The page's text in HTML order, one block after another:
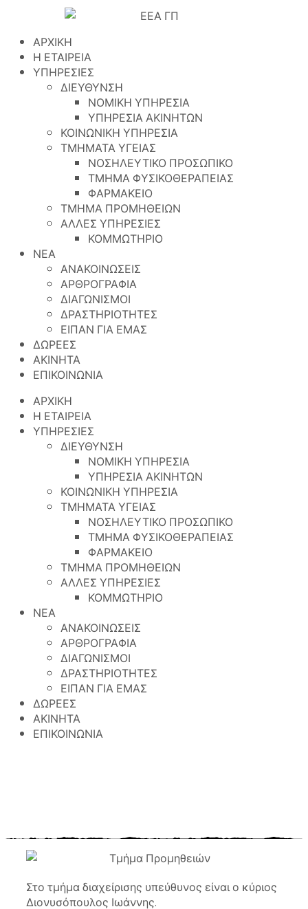
ΑΡΧΙΚΗ
Η ΕΤΑΙΡΕΙΑ
ΥΠΗΡΕΣΙΕΣ
ΔΙΕΥΘΥΝΣΗ
ΝΟΜΙΚΗ ΥΠΗΡΕΣΙΑ
ΥΠΗΡΕΣΙΑ ΑΚΙΝΗΤΩΝ
ΚΟΙΝΩΝΙΚΗ ΥΠΗΡΕΣΙΑ
ΤΜΗΜΑΤΑ ΥΓΕΙΑΣ
ΝΟΣΗΛΕΥΤΙΚΟ ΠΡΟΣΩΠΙΚΟ
ΤΜΗΜΑ ΦΥΣΙΚΟΘΕΡΑΠΕΙΑΣ
ΦΑΡΜΑΚΕΙΟ
ΤΜΗΜΑ ΠΡΟΜΗΘΕΙΩΝ
ΑΛΛΕΣ ΥΠΗΡΕΣΙΕΣ
ΚΟΜΜΩΤΗΡΙΟ
ΝΕΑ
ΑΝΑΚΟΙΝΩΣΕΙΣ
ΑΡΘΡΟΓΡΑΦΙΑ
ΔΙΑΓΩΝΙΣΜΟΙ
ΔΡΑΣΤΗΡΙΟΤΗΤΕΣ
ΕΙΠΑΝ ΓΙΑ ΕΜΑΣ
ΔΩΡΕΕΣ
ΑΚΙΝΗΤΑ
ΕΠΙΚΟΙΝΩΝΙΑ
ΑΡΧΙΚΗ
Η ΕΤΑΙΡΕΙΑ
ΥΠΗΡΕΣΙΕΣ
ΔΙΕΥΘΥΝΣΗ
ΝΟΜΙΚΗ ΥΠΗΡΕΣΙΑ
ΥΠΗΡΕΣΙΑ ΑΚΙΝΗΤΩΝ
ΚΟΙΝΩΝΙΚΗ ΥΠΗΡΕΣΙΑ
ΤΜΗΜΑΤΑ ΥΓΕΙΑΣ
ΝΟΣΗΛΕΥΤΙΚΟ ΠΡΟΣΩΠΙΚΟ
ΤΜΗΜΑ ΦΥΣΙΚΟΘΕΡΑΠΕΙΑΣ
ΦΑΡΜΑΚΕΙΟ
ΤΜΗΜΑ ΠΡΟΜΗΘΕΙΩΝ
ΑΛΛΕΣ ΥΠΗΡΕΣΙΕΣ
ΚΟΜΜΩΤΗΡΙΟ
ΝΕΑ
ΑΝΑΚΟΙΝΩΣΕΙΣ
ΑΡΘΡΟΓΡΑΦΙΑ
ΔΙΑΓΩΝΙΣΜΟΙ
ΔΡΑΣΤΗΡΙΟΤΗΤΕΣ
ΕΙΠΑΝ ΓΙΑ ΕΜΑΣ
ΔΩΡΕΕΣ
ΑΚΙΝΗΤΑ
ΕΠΙΚΟΙΝΩΝΙΑ
Στο τμήμα διαχείρισης υπεύθυνος είναι ο κύριος
Διονυσόπουλος Ιωάννης.